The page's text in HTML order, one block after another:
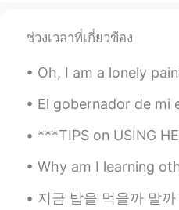
ช่วงเวลาที่เกี่ยวข้อง
Oh, I am a lonely painter I live in a box of paints
El gobernador de mi estado "Texas" acaba de decir
***TIPS on USING HELLO TALK - PART 3*** I
Why am I learning other / so many languages?
지금 밥을 먹을까 말까 생각하는 중입니다. 我正在考虑现在要不要去吃